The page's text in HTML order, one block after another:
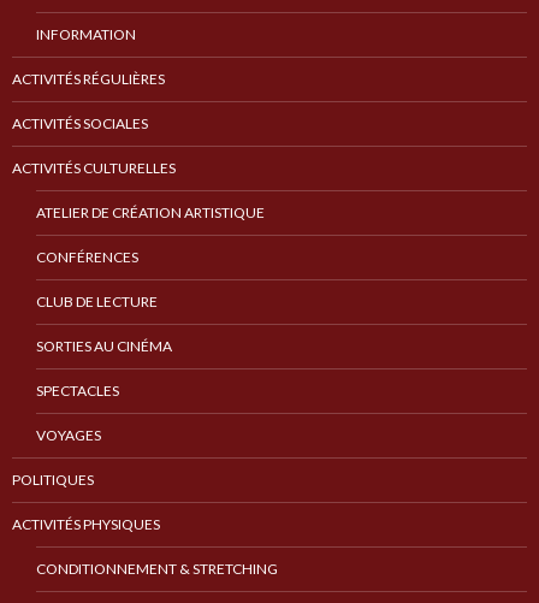
INFORMATION
ACTIVITÉS RÉGULIÈRES
ACTIVITÉS SOCIALES
ACTIVITÉS CULTURELLES
ATELIER DE CRÉATION ARTISTIQUE
CONFÉRENCES
CLUB DE LECTURE
SORTIES AU CINÉMA
SPECTACLES
VOYAGES
POLITIQUES
ACTIVITÉS PHYSIQUES
CONDITIONNEMENT & STRETCHING